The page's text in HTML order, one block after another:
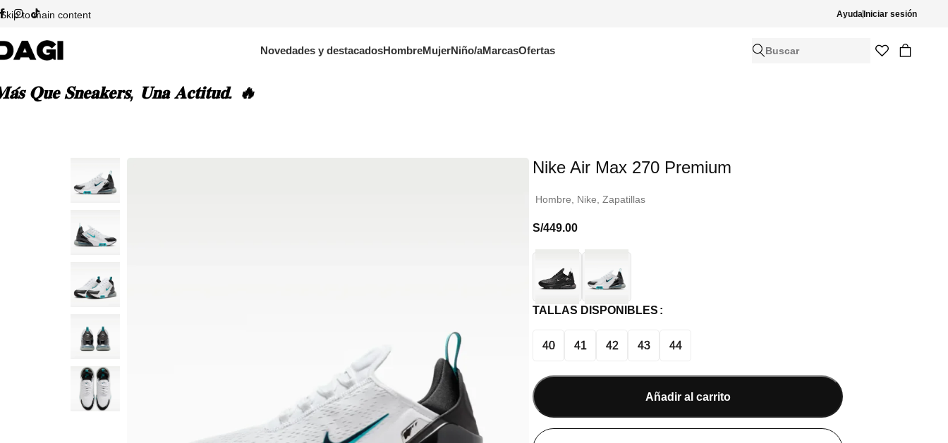
Skip to main content AyudaIniciar sesión
Novedades y destacadosHombreMujerNiño/aMarcasOfertas Buscar
𝐐𝐮𝐞 𝐒𝐧𝐞𝐚𝐤𝐞𝐫𝐬, 𝐔𝐧𝐚 𝐀𝐜𝐭𝐢𝐭𝐮𝐝. 🔥
Nike Air Max 270 Premium
Hombre Nike Zapatillas
S/449.00
TALLAS DISPONIBLES
40 41 42 43 44
Añadir al carrito